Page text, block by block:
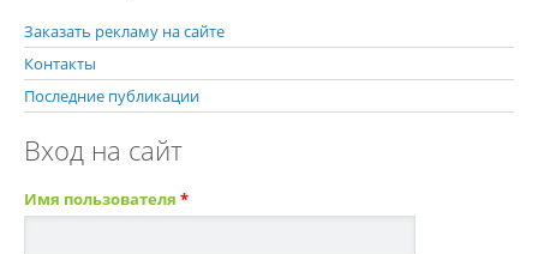
Заказать рекламу на сайте
Контакты
Последние публикации
Вход на сайт
Имя пользователя *